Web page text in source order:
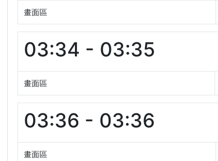
畫面區
03:34 - 03:35
畫面區
03:36 - 03:36
畫面區